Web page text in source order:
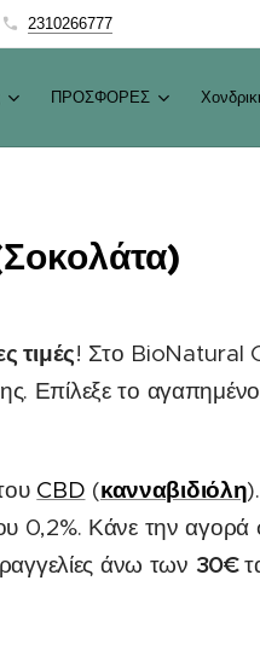
2310266777
ΠΡΟΣΦΟΡΕΣ
τιμές! Στο BioNatural
Επίλεξε το
CBD (κανναβιδιόλη
0,2%. Κάνε την
άνω των 30€